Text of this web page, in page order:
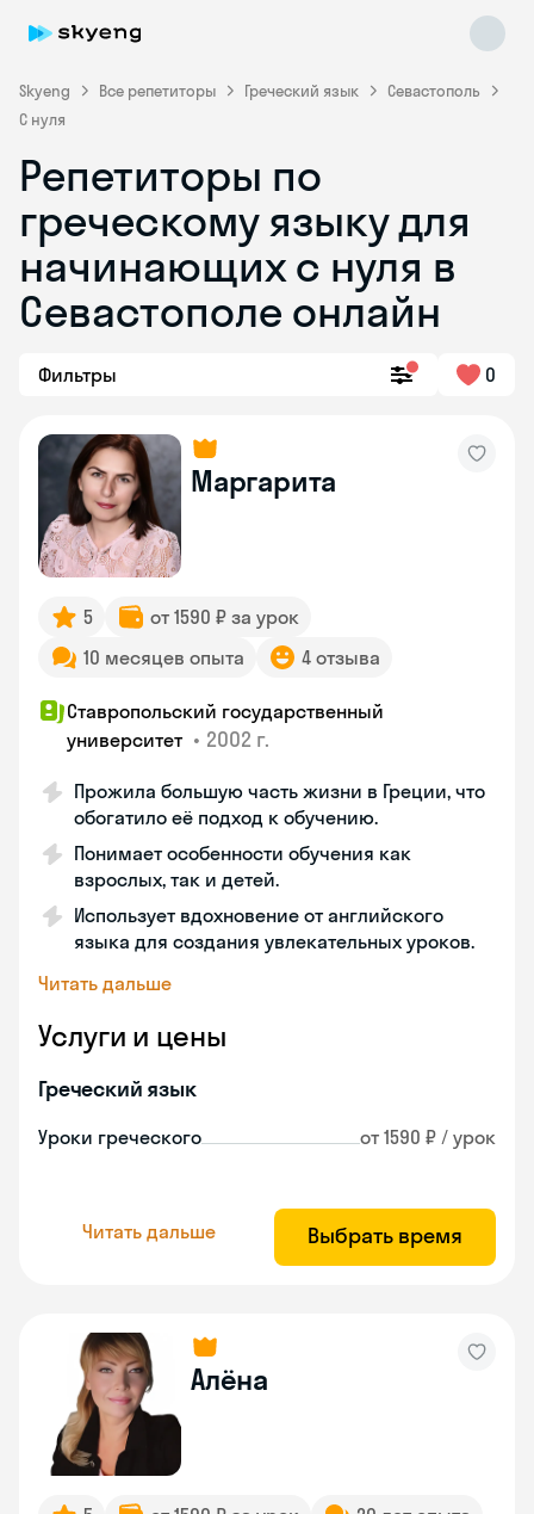
Skyeng Все репетиторы Греческий язык
Севастополь
С нуля
Репетиторы по
греческому языку для
начинающих с нуля в
Севастополе онлайн
Фильтры 0
Маргарита
5
от 1590 ₽ за урок
10 месяцев опыта
4 отзыва
Ставропольский государственный
университет • 2002 г.
Прожила большую часть жизни в Греции, что
обогатило её подход к обучению.
Понимает особенности обучения как
взрослых, так и детей.
Использует вдохновение от английского
языка для создания увлекательных уроков.
Читать дальше
Услуги и цены
Греческий язык
Уроки греческого от 1590 ₽ / урок
Читать дальше Выбрать время
Алёна
Skyeng Chat
online